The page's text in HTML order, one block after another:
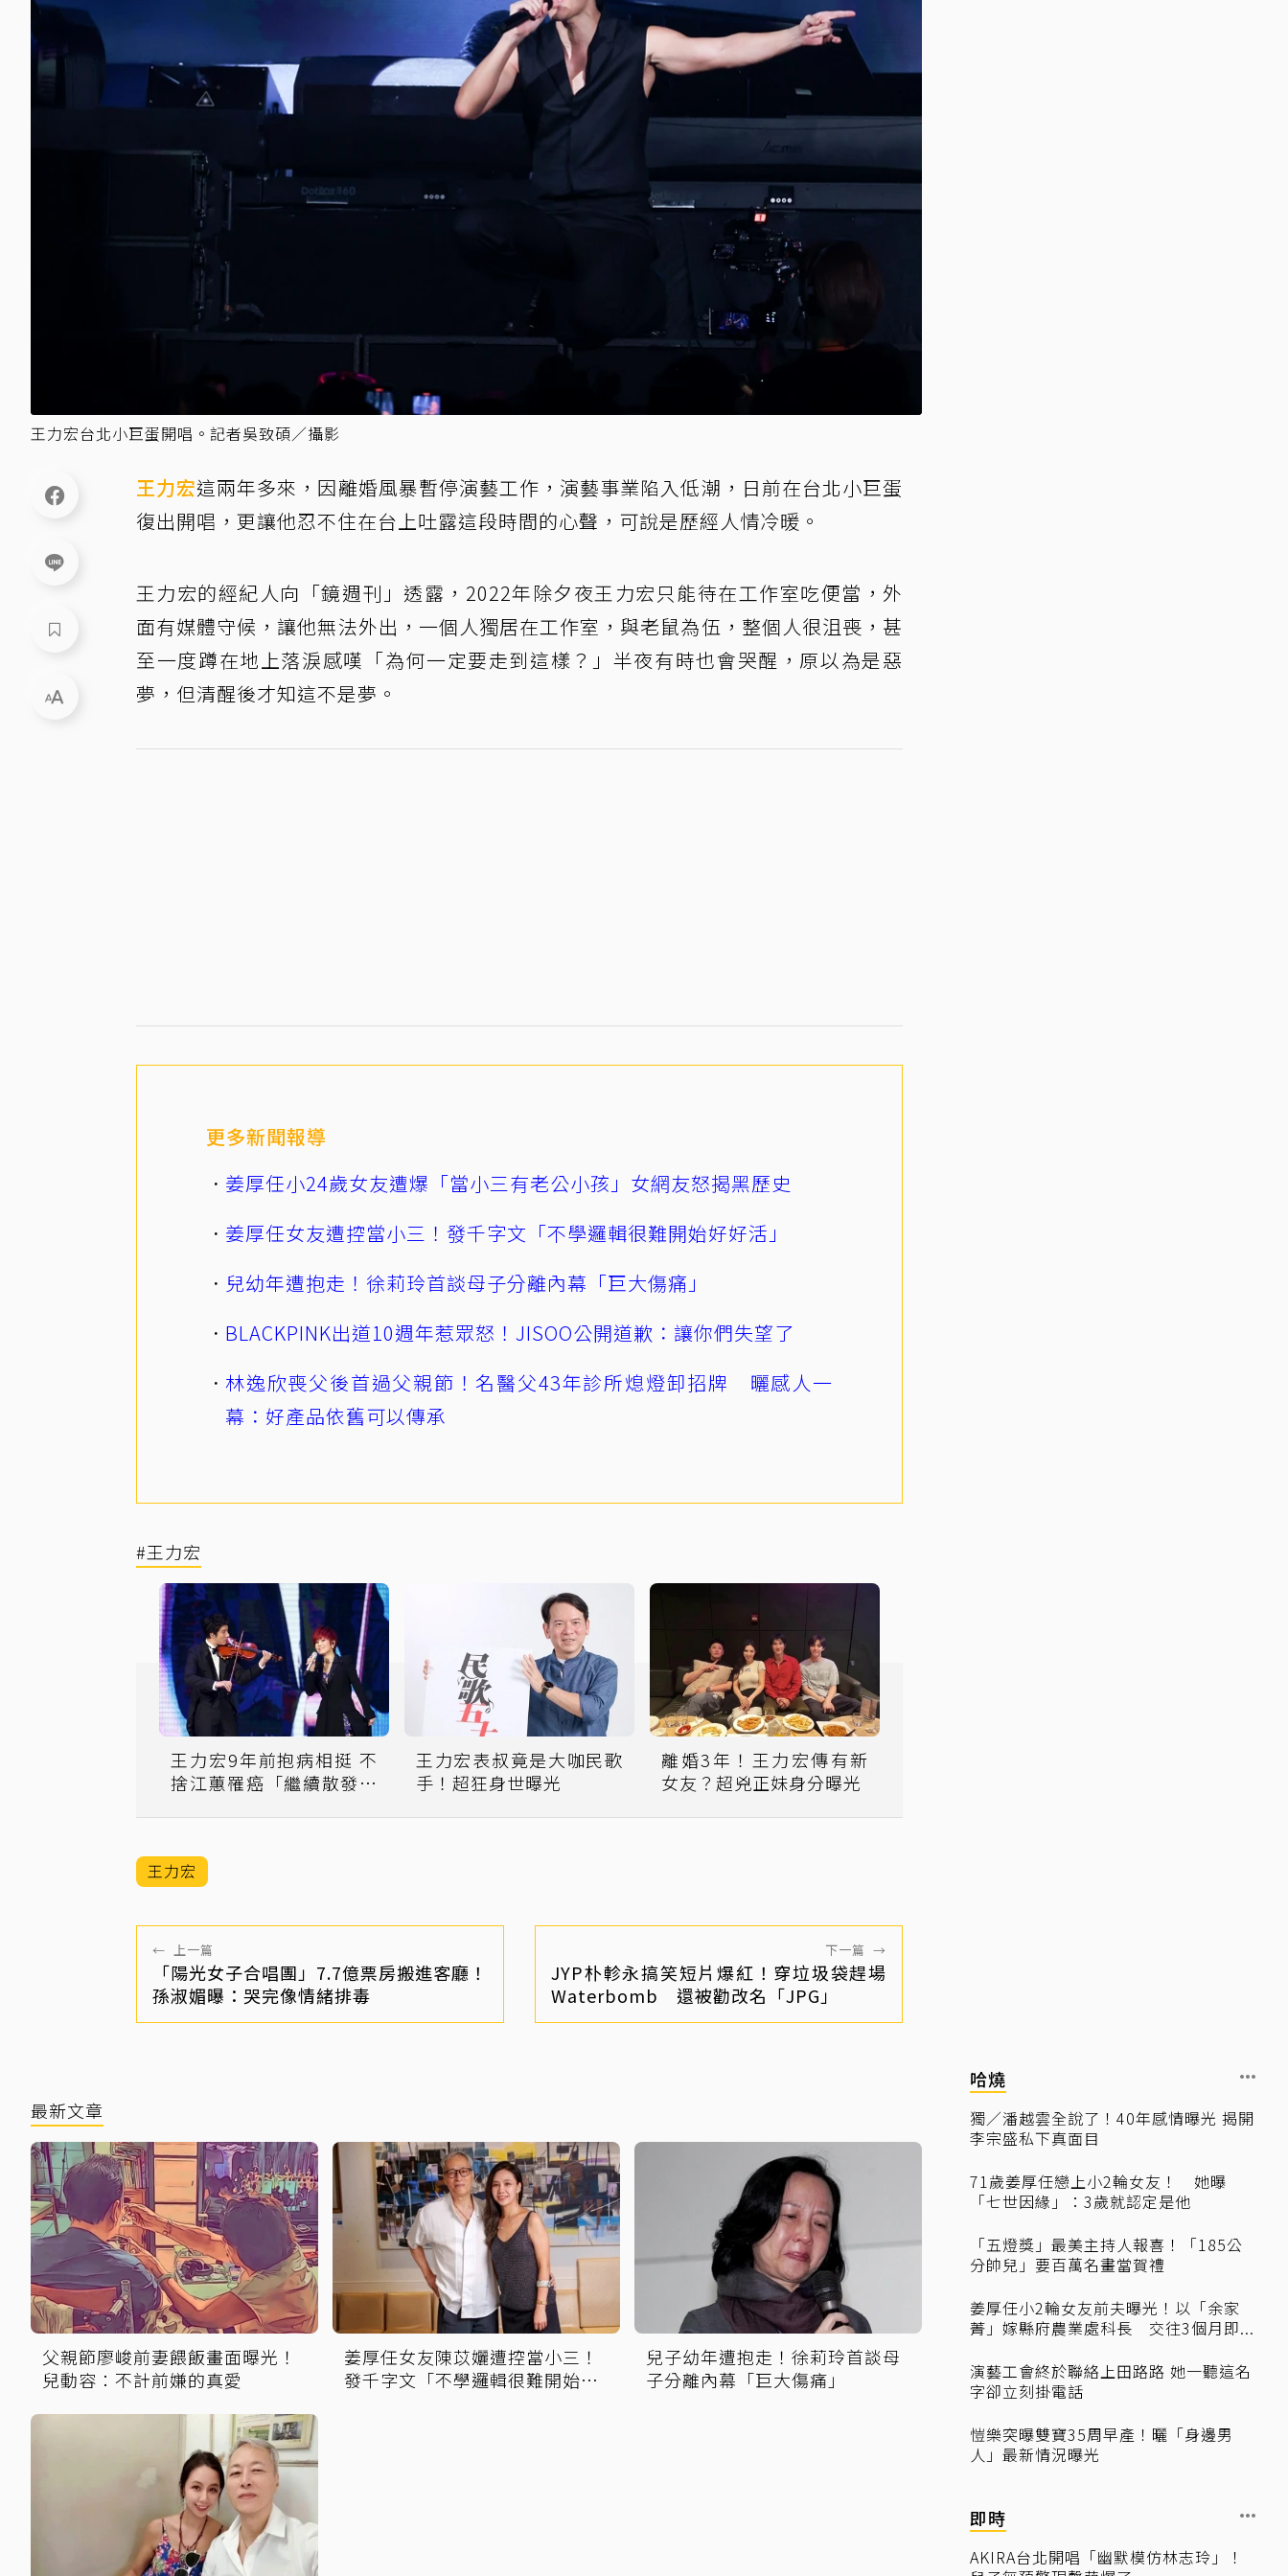
王力宏台北小巨蛋開唱。記者吳致碩／攝影
王力宏這兩年多來，因離婚風暴暫停演藝工作，演藝事業陷入低潮，日前在台北小巨蛋
復出開唱，更讓他忍不住在台上吐露這段時間的心聲，可說是歷經人情冷暖。
王力宏的經紀人向「鏡週刊」透露，2022年除夕夜王力宏只能待在工作室吃便當，外
面有媒體守候，讓他無法外出，一個人獨居在工作室，與老鼠為伍，整個人很沮喪，甚
至一度蹲在地上落淚感嘆「為何一定要走到這樣？」半夜有時也會哭醒，原以為是惡
夢，但清醒後才知這不是夢。
更多新聞報導
姜厚任小24歲女友遭爆「當小三有老公小孩」女網友怒揭黑歷史
姜厚任女友遭控當小三！發千字文「不學邏輯很難開始好好活」
兒幼年遭抱走！徐莉玲首談母子分離內幕「巨大傷痛」
BLACKPINK出道10週年惹眾怒！JISOO公開道歉：讓你們失望了
林逸欣喪父後首過父親節！名醫父43年診所熄燈卸招牌 曬感人一
幕：好產品依舊可以傳承
#王力宏
王力宏9年前抱病相挺 不
捨江蕙罹癌「繼續散發光
王力宏表叔竟是大咖民歌
手！超狂身世曝光
離婚3年！王力宏傳有新
女友？超兇正妹身分曝光
王力宏
← 上一篇
「陽光女子合唱團」7.7億票房搬進客廳！
孫淑媚曝：哭完像情緒排毒
下一篇 →
JYP朴軫永搞笑短片爆紅！穿垃圾袋趕場
Waterbomb 還被勸改名「JPG」
最新文章
父親節廖峻前妻餵飯畫面曝光！
兒動容：不計前嫌的真愛
姜厚任女友陳苡孋遭控當小三！
發千字文「不學邏輯很難開始好
兒子幼年遭抱走！徐莉玲首談母
子分離內幕「巨大傷痛」
哈燒
獨／潘越雲全說了！40年感情曝光 揭開
李宗盛私下真面目
71歲姜厚任戀上小2輪女友！ 她曝
「七世因緣」：3歲就認定是他
「五燈獎」最美主持人報喜！「185公
分帥兒」要百萬名畫當賀禮
姜厚任小2輪女友前夫曝光！以「余家
菁」嫁縣府農業處科長 交往3個月即...
演藝工會終於聯絡上田路路 她一聽這名
字卻立刻掛電話
愷樂突曝雙寶35周早產！曬「身邊男
人」最新情況曝光
即時
AKIRA台北開唱「幽默模仿林志玲」！